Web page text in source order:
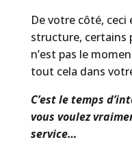
De votre côté,
structure, certains
n’est pas le
tout cela dans
C’est le temps
vous voulez
service…